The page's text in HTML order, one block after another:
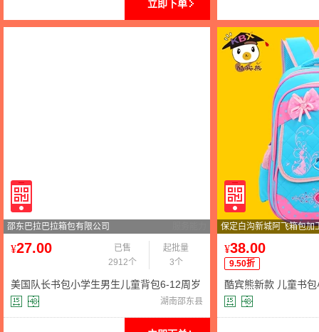
立即下单
邵东巴拉巴拉箱包有限公司
¥27.00
已售
2912个
起批量
3个
美国队长书包小学生男生儿童背包6-12周岁
1-3-6年级护脊双肩包
湖南邵东县
保定白沟新城阿飞箱包加
¥38.00
9.50折
酷宾熊新款 儿童书
可爱女孩减负双肩包